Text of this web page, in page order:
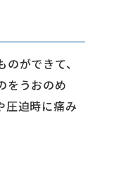
ができて、
をうおのめ
圧迫時に痛み